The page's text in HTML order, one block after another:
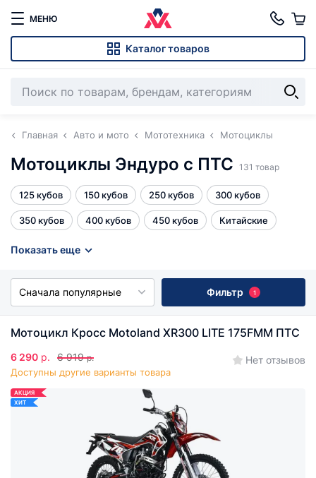
МЕНЮ
Каталог товаров
Главная Авто и мото Мототехника Мотоциклы
Мотоциклы Эндуро с ПТС 131 товар
125 кубов 150 кубов 250 кубов 300 кубов
350 кубов 400 кубов 450 кубов Китайские
Эндуро 250 кубов
Показать еще
Сначала популярные Фильтр 1
Мотоцикл Кросс Motoland XR300 LITE 175FMM ПТС
6 290 р. 6 919 р.
Доступны другие варианты товара
Нет отзывов
АКЦИЯ
ХИТ